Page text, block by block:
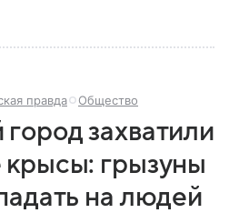
правда Общество
захватили
крысы: грызуны
на людей